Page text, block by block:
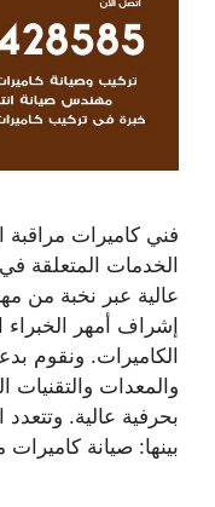
فني كاميرات مراقبة
الخدمات المتعلقة
عالية عبر نخبة من
إشراف أمهر
الكاميرات. ونقوم
والمعدات والتقنيات
بحرفية عالية.
بينها: صيانة